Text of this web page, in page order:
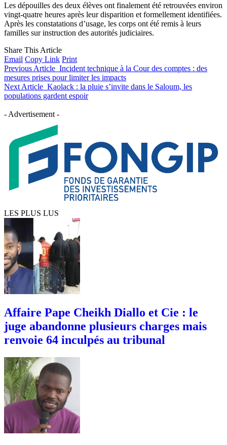
Les dépouilles des deux élèves ont finalement été retrouvées environ
vingt-quatre heures après leur disparition et formellement identifiées.
Après les constatations d’usage, les corps ont été remis à leurs
familles sur instruction des autorités judiciaires.
Share This Article
Email Copy Link Print
Previous Article Incident technique à la Cour des comptes : des
mesures prises pour limiter les impacts
Next Article Kaolack : la pluie s’invite dans le Saloum, les
populations gardent espoir
- Advertisement -
LES PLUS LUS
Affaire Pape Cheikh Diallo et Cie : le
juge abandonne plusieurs charges mais
renvoie 64 inculpés au tribunal